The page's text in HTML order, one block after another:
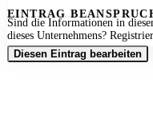
EINTRAG
Sind die Informationen in
dieses Unternehmens?
Diesen Eintrag bearbeiten